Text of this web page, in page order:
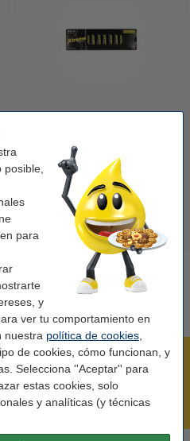
para
y
ver tu comportamiento en
nuestra política de cookies
de cookies, cómo funcionan, y
Selecciona ''Aceptar'' para
estas cookies, solo
y analíticas (y técnicas
123tinta Pilas Alcalinas Xtreme
14,50 € Incl. 21% IVA